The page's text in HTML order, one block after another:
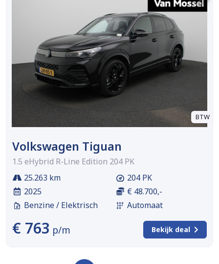
BTW
Volkswagen Tiguan
1.5 eHybrid R-Line Edition 204 PK
25.263 km
2025
Benzine / Elektrisch
204 PK
€ 48.700,-
Automaat
€ 763 p/m Bekijk deal